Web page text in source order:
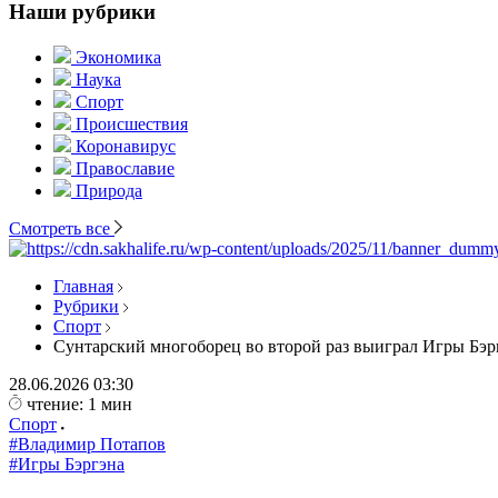
Наши рубрики
Экономика
Наука
Спорт
Происшествия
Коронавирус
Православие
Природа
Смотреть все
Главная
Рубрики
Спорт
Сунтарский многоборец во второй раз выиграл Игры
28.06.2026 03:30
чтение: 1 мин
Спорт
#Владимир Потапов
#Игры Бэргэна